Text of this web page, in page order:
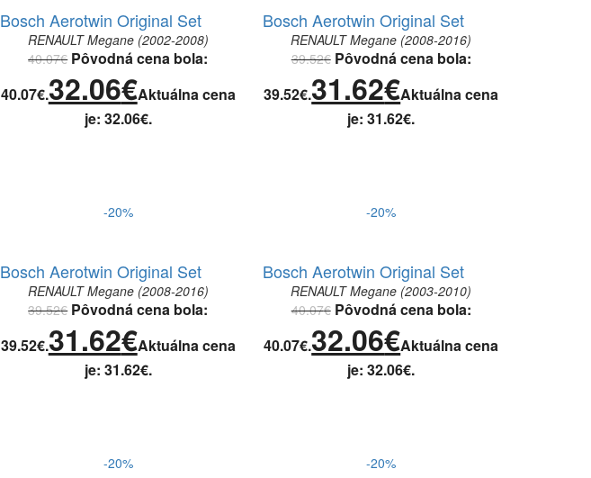
Bosch Aerotwin Original Set
RENAULT Megane (2002-2008)
40.07€ Pôvodná cena bola:
40.07€.32.06€Aktuálna cena
je: 32.06€.
Bosch Aerotwin Original Set
RENAULT Megane (2008-2016)
39.52€ Pôvodná cena bola:
39.52€.31.62€Aktuálna cena
je: 31.62€.
-20%
Bosch Aerotwin Original Set
RENAULT Megane (2008-2016)
39.52€ Pôvodná cena bola:
39.52€.31.62€Aktuálna cena
je: 31.62€.
-20%
Bosch Aerotwin Original Set
RENAULT Megane (2003-2010)
40.07€ Pôvodná cena bola:
40.07€.32.06€Aktuálna cena
je: 32.06€.
-20% -20%